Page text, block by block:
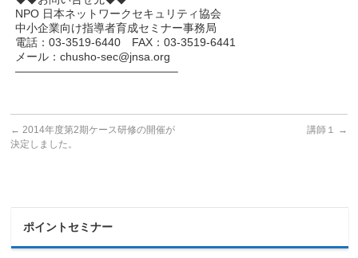
NPO 日本ネットワークセキュリティ協会
中小企業向け指導者育成セミナー事務局
電話：03-3519-6440 FAX：03-3519-6441
メール：chusho-sec@jnsa.org
——————————————–
← 2014年度第2期ケース研修の開催が
決定しました。
講師１ →
ポイントセミナー